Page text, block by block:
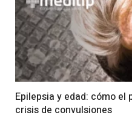
Epilepsia y edad: cómo
crisis de convulsiones